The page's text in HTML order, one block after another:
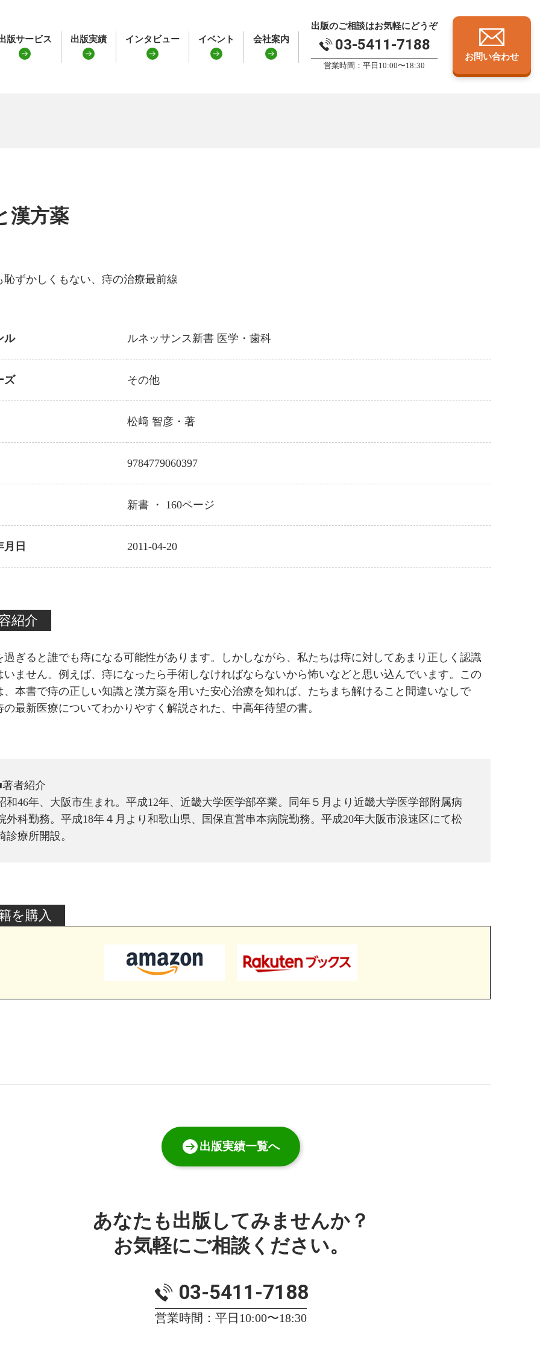
版サービス 出版実績 インタビュー イベント 会社案内
出版のご相談はお気軽にどうぞ
03-5411-7188
営業時間：平日10:00〜18:30
お問い合わせ
漢方薬
恥ずかしくもない、痔の治療最前線
ル ルネッサンス新書 医学・歯科
ズ その他
松﨑 智彦 ・著
9784779060397
新書 ・ 160ページ
月日 2011-04-20
紹介
過ぎると誰でも痔になる可能性があります。しかしながら、私たちは痔に対してあまり正しく認識
いません。例えば、痔になったら手術しなければならないから怖いなどと思い込んでいます。この
、本書で痔の正しい知識と漢方薬を用いた安心治療を知れば、たちまち解けること間違いなしで
の最新医療についてわかりやすく解説された、中高年待望の書。
者紹介
和46年、大阪市生まれ。平成12年、近畿大学医学部卒業。同年５月より近畿大学医学部附属病
外科勤務。平成18年４月より和歌山県、国保直営串本病院勤務。平成20年大阪市浪速区にて松
診療所開設。
を購入
出版実績一覧へ
あなたも出版してみませんか？
お気軽にご相談ください。
03-5411-7188
営業時間：平日10:00〜18:30